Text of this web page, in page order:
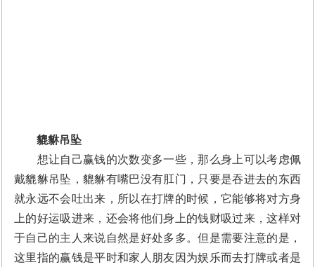
貔貅吊坠
想让自己赢钱的次数变多一些，那么身上可以考虑佩
戴貔貅吊坠，貔貅有嘴巴没有肛门，只要是吞进去的东西
就永远不会吐出来，所以在打牌的时候，它能够将对方身
上的好运吸进来，还会将他们身上的钱财吸过来，这样对
于自己的主人来说自然是好处多多。但是需要注意的是，
这里指的赢钱是平时和家人朋友因为娱乐而去打牌或者是